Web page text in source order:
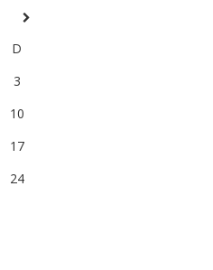
D
3
10
17
24